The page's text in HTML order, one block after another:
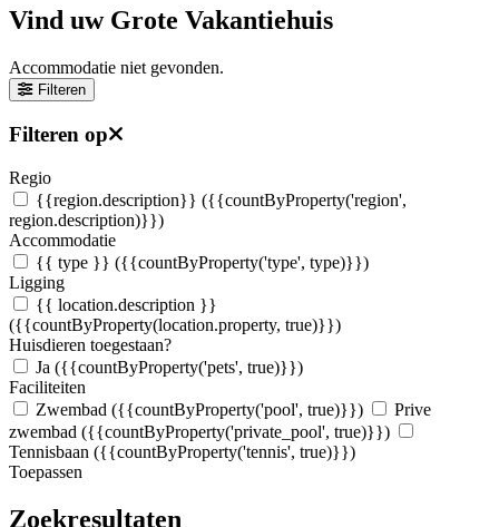
Vind uw Grote Vakantiehuis
Accommodatie niet gevonden.
Filteren
Filteren op
Regio
{{region.description}} ({{countByProperty('region',
region.description)}})
Accommodatie
{{ type }} ({{countByProperty('type', type)}})
Ligging
{{ location.description }}
({{countByProperty(location.property, true)}})
Huisdieren toegestaan?
Ja ({{countByProperty('pets', true)}})
Faciliteiten
Zwembad ({{countByProperty('pool', true)}})
Prive
zwembad ({{countByProperty('private_pool', true)}})
Tennisbaan ({{countByProperty('tennis', true)}})
Toepassen
Zoekresultaten